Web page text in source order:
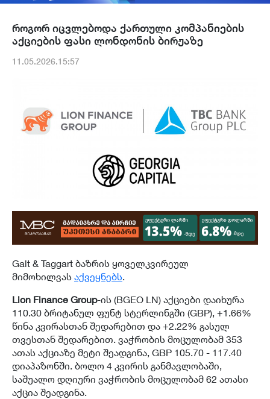
როგორ იცვლებოდა ქართული კომპანიების
აქციების ფასი ლონდონის ბირჟაზე
11.05.2026.15:57
Galt & Taggart ბაზრის ყოველკვირეულ
მიმოხილვას აქვეყნებს.
Lion Finance Group-ის (BGEO LN) აქციები დაიხურა
110.30 ბრიტანულ ფუნტ სტერლინგში (GBP), +1.66%
წინა კვირასთან შედარებით და +2.22% გასულ
თვესთან შედარებით. ვაჭრობის მოცულობამ 353
ათას აქციაზე მეტი შეადგინა, GBP 105.70 - 117.40
დიაპაზონში. ბოლო 4 კვირის განმავლობაში,
საშუალო დღიური ვაჭრობის მოცულობამ 62 ათასი
აქცია შეადგინა.